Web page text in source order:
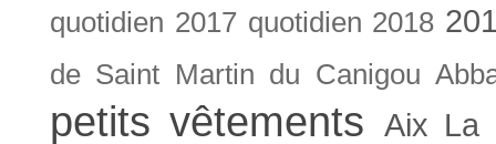
quotidien 2017 quotidien 2018
de Saint Martin du Canigou
petits vêtements Aix La